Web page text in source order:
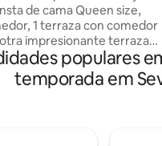
de cama Queen size,
1 terraza con comedor
impresionante terraza
y tumbonas, 2 terrazas
vistas privilegiadas de la
vistas son inmejorables. El
populares
temporada em